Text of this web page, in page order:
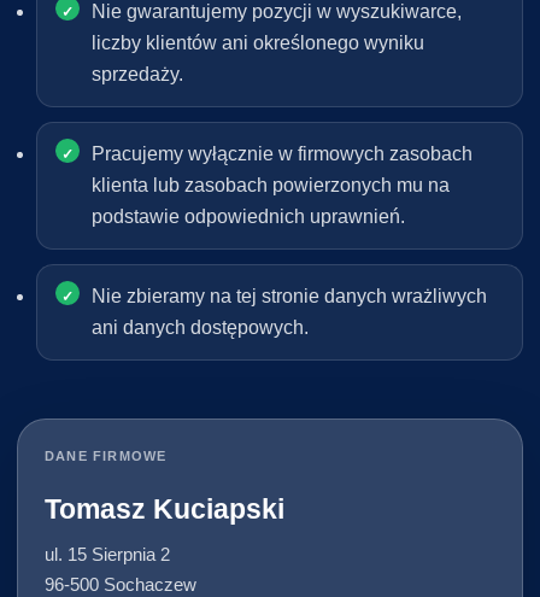
Nie gwarantujemy pozycji w wyszukiwarce,
liczby klientów ani określonego wyniku
sprzedaży.
Pracujemy wyłącznie w firmowych zasobach
klienta lub zasobach powierzonych mu na
podstawie odpowiednich uprawnień.
Nie zbieramy na tej stronie danych wrażliwych
ani danych dostępowych.
DANE FIRMOWE
Tomasz Kuciapski
ul. 15 Sierpnia 2
96-500 Sochaczew